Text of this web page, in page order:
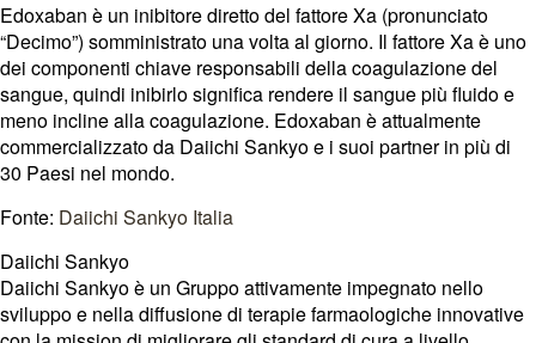
Edoxaban è un inibitore diretto del fattore Xa (pronunciato
“Decimo”) somministrato una volta al giorno. Il fattore Xa è uno
dei componenti chiave responsabili della coagulazione del
sangue, quindi inibirlo significa rendere il sangue più fluido e
meno incline alla coagulazione. Edoxaban è attualmente
commercializzato da Daiichi Sankyo e i suoi partner in più di
30 Paesi nel mondo.
Fonte: Daiichi Sankyo Italia
Daiichi Sankyo
Daiichi Sankyo è un Gruppo attivamente impegnato nello
sviluppo e nella diffusione di terapie farmaologiche innovative